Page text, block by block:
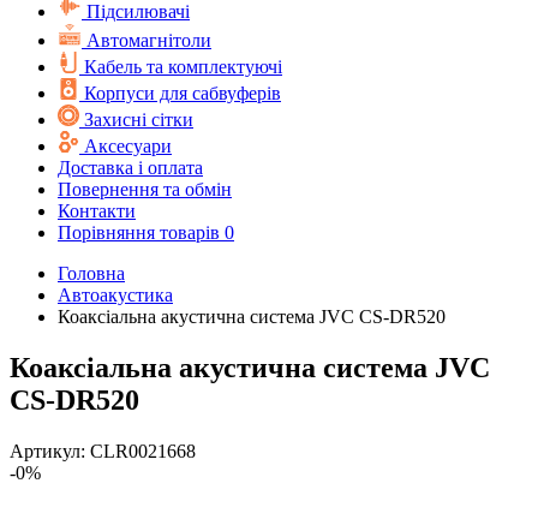
Підсилювачі
Автомагнітоли
Кабель та комплектуючі
Корпуси для сабвуферів
Захисні сітки
Аксесуари
Доставка і оплата
Повернення та обмін
Контакти
Порівняння товарів 0
Головна
Автоакустика
Коаксіальна акустична система JVC CS-DR520
Коаксіальна акустична система JVC
CS-DR520
Артикул: CLR0021668
-0%